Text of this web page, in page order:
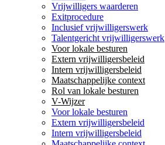
Vrijwilligers waarderen
Exitprocedure
Inclusief vrijwilligerswerk
Talentgericht vrijwilligerswerk
Voor lokale besturen
Extern vrijwilligersbeleid
Intern vrijwilligersbeleid
Maatschappelijke context
Rol van lokale besturen
V-Wijzer
Voor lokale besturen
Extern vrijwilligersbeleid
Intern vrijwilligersbeleid